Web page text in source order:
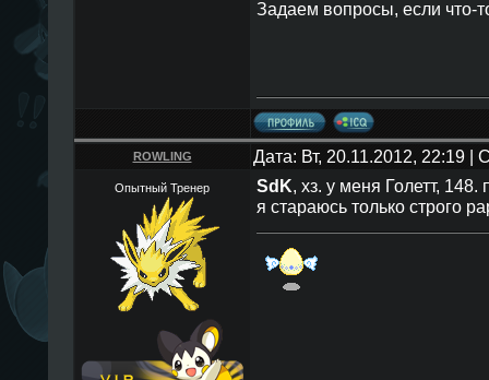
Задаем вопросы, если что-
ROWLING Дата: Вт, 20.11.2012, 22:19
Опытный Тренер SdK, хз. у меня Голетт, 148.
я стараюсь только строго